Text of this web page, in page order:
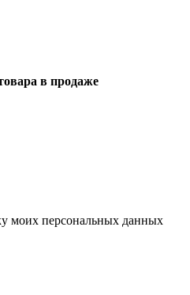
в продаже
моих персональных данных